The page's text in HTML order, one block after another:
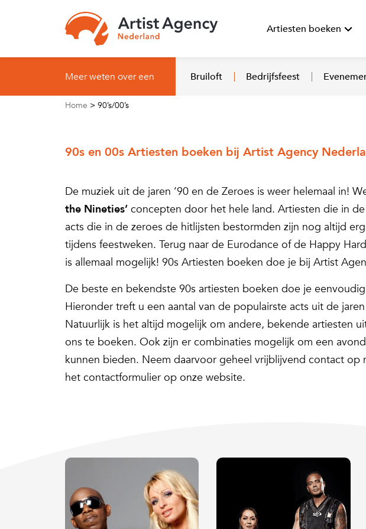
Naar hoofdinhoud
Artiesten boeken
Meer weten over een Bruiloft Bedrijfsfeest
Home > 90’s/00’s
90s en 00s Artiesten boeken bij Artist Agency
De muziek uit de jaren ’90 en de Zeroes is weer helemaal in!
the Nineties’concepten door het hele land. Artiesten die in
acts die in de zeroes de hitlijsten bestormden zijn nog altijd
tijdens feestweken. Terug naar de Eurodance of de Happy
is allemaal mogelijk! 90s Artiesten boeken doe je bij Artist
De beste en bekendste 90s artiesten boeken doe je
Hieronder treft u een aantal van de populairste acts uit de
Natuurlijk is het altijd mogelijk om andere, bekende artiesten
ons te boeken. Ook zijn er combinaties mogelijk om een
kunnen bieden. Neem daarvoor geheel vrijblijvend contact op
het contactformulier op onze website.